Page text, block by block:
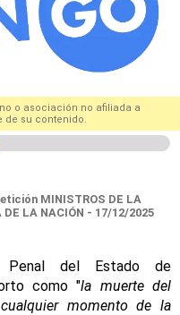
o asociación no afiliada a
de su contenido.
MINISTROS DE LA
LA NACIÓN - 17/12/2025
del Estado de
como "la muerte del
momento de la